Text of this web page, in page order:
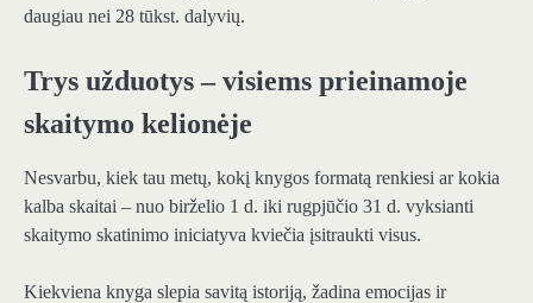
daugiau nei 28 tūkst. dalyvių.
Trys užduotys – visiems prieinamoje
skaitymo kelionėje
Nesvarbu, kiek tau metų, kokį knygos formatą renkiesi ar kokia
kalba skaitai – nuo birželio 1 d. iki rugpjūčio 31 d. vyksianti
skaitymo skatinimo iniciatyva kviečia įsitraukti visus.
Kiekviena knyga slepia savitą istoriją, žadina emocijas ir